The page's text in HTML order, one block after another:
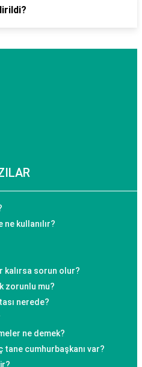
ne kullanılır?
kalırsa sorun olur?
zorunlu mu?
nerede?
ne demek?
tane cumhurbaşkanı var?